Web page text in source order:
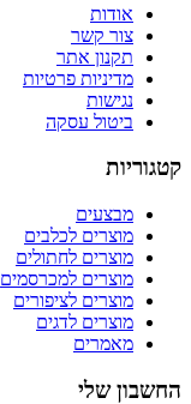
אודות
צור קשר
תקנון אתר
מדיניות פרטיות
נגישות
ביטול עסקה
קטגוריות
מבצעים
מוצרים לכלבים
מוצרים לחתולים
מוצרים למכרסמים
מוצרים לציפורים
מוצרים לדגים
מאמרים
החשבון שלי